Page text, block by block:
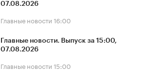
07.08.2026
Главные новости 16:00
Главные новости. Выпуск за 15:00,
07.08.2026
Главные новости 15:00